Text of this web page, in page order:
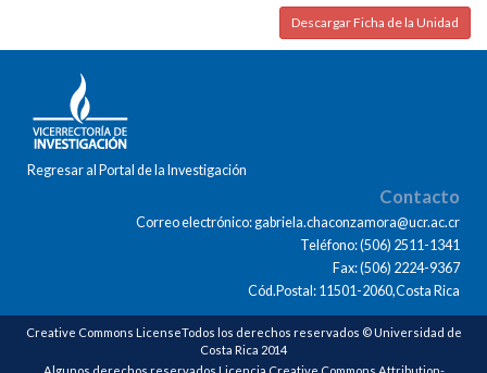
Descargar Ficha de la Unidad
Regresar al Portal de la Investigación
Contacto
Correo electrónico: gabriela.chaconzamora@ucr.ac.cr
Teléfono: (506) 2511-1341
Fax: (506) 2224-9367
Cód.Postal: 11501-2060,Costa Rica
Creative Commons LicenseTodos los derechos reservados © Universidad de
Costa Rica 2014